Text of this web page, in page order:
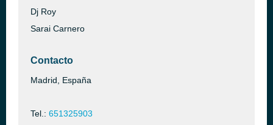
Dj Roy
Sarai Carnero
Contacto
Madrid, España
Tel.: 651325903